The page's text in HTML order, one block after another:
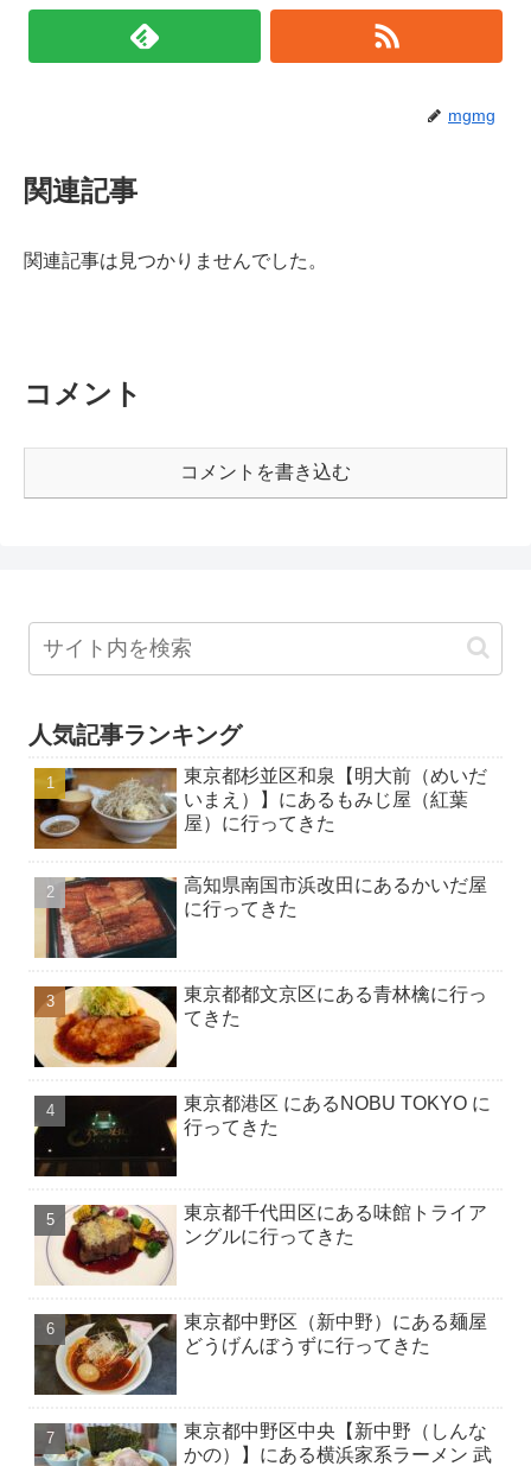
mgmg
関連記事
関連記事は見つかりませんでした。
コメント
コメントを書き込む
人気記事ランキング
東京都杉並区和泉【明大前（めいだ
いまえ）】にあるもみじ屋（紅葉
屋）に行ってきた
高知県南国市浜改田にあるかいだ屋
に行ってきた
東京都都文京区にある青林檎に行っ
てきた
東京都港区 にあるNOBU TOKYO に
行ってきた
東京都千代田区にある味館トライア
ングルに行ってきた
東京都中野区（新中野）にある麺屋
どうげんぼうずに行ってきた
東京都中野区中央【新中野（しんな
かの）】にある横浜家系ラーメン 武